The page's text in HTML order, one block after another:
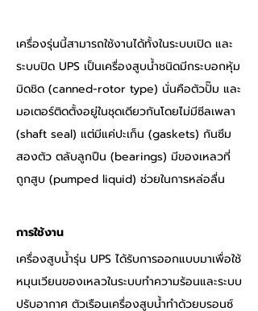
เครื่องรุ่นนี้สามารถใช้งานได้ทั้งในระบบเปิด และ
ระบบปิด UPS เป็นเครื่องสูบน้ำชนิดมีกระบอกหุ้ม
มิดชิด (canned-rotor type) นั่นคือตัวปั๊ม และ
มอเตอร์ติดตั้งอยู่ในชุดเดียวกันโดยไม่มีซีลเพลา
(shaft seal) แต่มีแค่ปะเก็น (gaskets) กันซึม
สองตัว ตลับลูกปืน (bearings) มีของเหลวที่
ถูกสูบ (pumped liquid) ช่วยในการหล่อลื่น
การใช้งาน
เครื่องสูบน้ำรุ่น UPS ได้รับการออกแบบมาเพื่อใช้
หมุนเวียนของเหลวในระบบทำความร้อนและระบบ
ปรับอากาศ ตัวเรือนเครื่องสูบน้ำทำด้วยบรอนซ์